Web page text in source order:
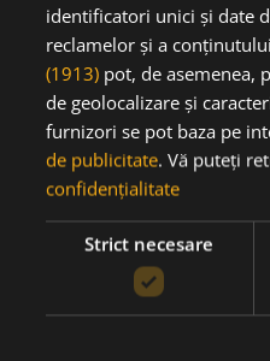
identificatori unici și date
reclamelor și a
(1913) pot, de asemenea,
de geolocalizare și
furnizori se pot baza pe
de publicitate. Vă puteți
confidențialitate
Strict necesare